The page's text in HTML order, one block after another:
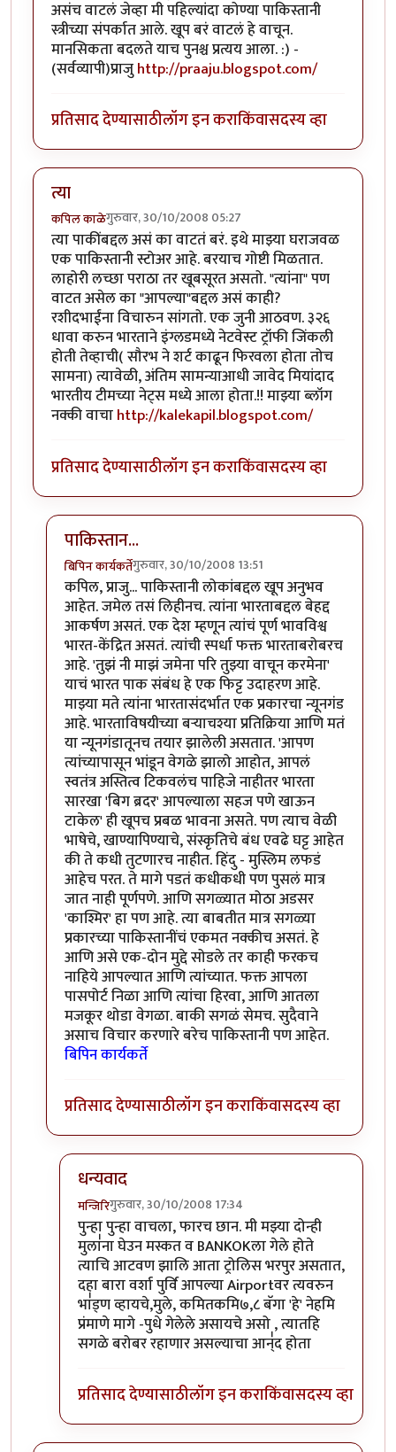
असंच वाटलं जेव्हा मी पहिल्यांदा कोण्या पाकिस्तानी
स्त्रीच्या संपर्कात आले. खूप बरं वाटलं हे वाचून.
मानसिकता बदलते याच पुनश्च प्रत्यय आला. :) -
(सर्वव्यापी)प्राजुhttp://praaju.blogspot.com/
प्रतिसाद देण्यासाठीलॉग इन कराकिंवासदस्य व्हा
त्या
कपिल काळेगुरुवार, 30/10/2008 05:27
त्या पाकींबद्दल असं का वाटतं बरं. इथे माझ्या घराजवळ
एक पाकिस्तानी स्टोअर आहे. बरयाच गोष्टी मिळतात.
लाहोरी लच्छा पराठा तर खूबसूरत असतो. "त्यांना" पण
वाटत असेल का "आपल्या"बद्दल असं काही?
रशीदभाईंना विचारुन सांगतो. एक जुनी आठवण. ३२६
धावा करुन भारताने इंग्लडमध्ये नेटवेस्ट ट्रॉफी जिंकली
होती तेव्हाची( सौरभ ने शर्ट काढून फिरवला होता तोच
सामना) त्यावेळी, अंतिम सामन्याआधी जावेद मियांदाद
भारतीय टीमच्या नेट्स मध्ये आला होता.!! माझ्या ब्लॉग
नक्की वाचाhttp://kalekapil.blogspot.com/
प्रतिसाद देण्यासाठीलॉग इन कराकिंवासदस्य व्हा
पाकिस्तान...
बिपिन कार्यकर्तेगुरुवार, 30/10/2008 13:51
In reply toत्याbyकपिल काळे
कपिल, प्राजु... पाकिस्तानी लोकांबद्दल खूप अनुभव
आहेत. जमेल तसं लिहीनच. त्यांना भारताबद्दल बेहद्द
आकर्षण असतं. एक देश म्हणून त्यांचं पूर्ण भावविश्व
भारत-केंद्रित असतं. त्यांची स्पर्धा फक्त भारताबरोबरच
आहे. 'तुझं नी माझं जमेना परि तुझ्या वाचून करमेना'
याचं भारत पाक संबंध हे एक फिट्ट उदाहरण आहे.
माझ्या मते त्यांना भारतासंदर्भात एक प्रकारचा न्यूनगंड
आहे. भारताविषयीच्या बर्‍याचश्या प्रतिक्रिया आणि मतं
या न्यूनगंडातूनच तयार झालेली असतात. 'आपण
त्यांच्यापासून भांडून वेगळे झालो आहोत, आपलं
स्वतंत्र अस्तित्व टिकवलंच पाहिजे नाहीतर भारता
सारखा 'बिग ब्रदर' आपल्याला सहज पणे खाऊन
टाकेल' ही खूपच प्रबळ भावना असते. पण त्याच वेळी
भाषेचे, खाण्यापिण्याचे, संस्कृतिचे बंध एवढे घट्ट आहेत
की ते कधी तुटणारच नाहीत. हिंदु - मुस्लिम लफडं
आहेच परत. ते मागे पडतं कधीकधी पण पुसलं मात्र
जात नाही पूर्णपणे. आणि सगळ्यात मोठा अडसर
'काश्मिर' हा पण आहे. त्या बाबतीत मात्र सगळ्या
प्रकारच्या पाकिस्तानींचं एकमत नक्कीच असतं. हे
आणि असे एक-दोन मुद्दे सोडले तर काही फरकच
नाहिये आपल्यात आणि त्यांच्यात. फक्त आपला
पासपोर्ट निळा आणि त्यांचा हिरवा, आणि आतला
मजकूर थोडा वेगळा. बाकी सगळं सेमच. सुदैवाने
असाच विचार करणारे बरेच पाकिस्तानी पण आहेत.
बिपिन कार्यकर्ते
प्रतिसाद देण्यासाठीलॉग इन कराकिंवासदस्य व्हा
धन्यवाद
मन्जिरिगुरुवार, 30/10/2008 17:34
In reply toपाकिस्तान...byबिपिन कार्यकर्ते
पुन्हा पुन्हा वाचला, फारच छान. मी मझ्या दोन्ही
मुला॑ना घेउन मस्कत व BANKOKला गेले होते
त्याचि आटवण झालि आता ट्रोलिस भरपुर असतात,
दहा बारा वर्शा पुर्वि आपल्या Airportवर त्यवरुन
भा॑ड्ण व्हायचे,मुले, कमितकमि७,८ बॅगा 'हे' नेहमि
प्रंमाणे मागे -पुधे गेलेले असायचे असो , त्यातहि
सगळे बरोबर रहाणार असल्याचा आन्॑द होता
प्रतिसाद देण्यासाठीलॉग इन कराकिंवासदस्य व्हा